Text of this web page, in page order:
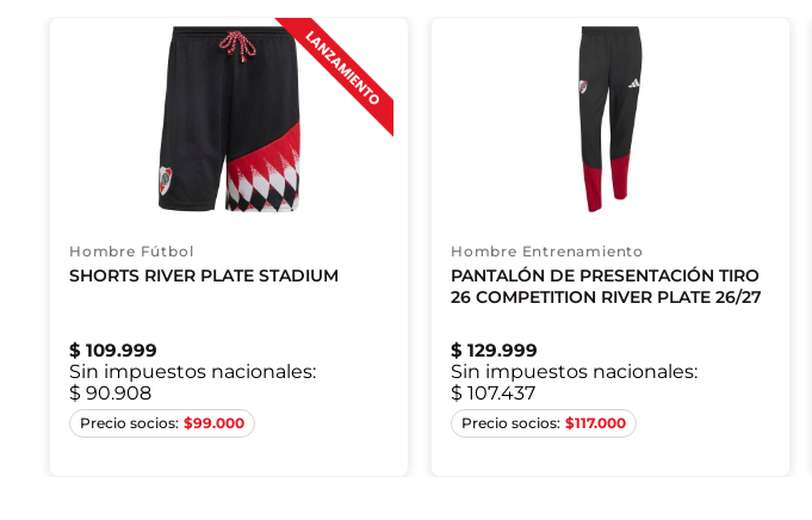
Hombre Fútbol
SHORTS RIVER PLATE STADIUM
$ 109.999
Sin impuestos nacionales:
$ 90.908
$99.000
XS S M
Hombre Entrenamiento
PANTALÓN DE PRESENTACIÓN TIRO
26 COMPETITION RIVER PLATE 26/27
$ 129.999
Sin impuestos nacionales:
$ 107.437
$117.000
XS S M